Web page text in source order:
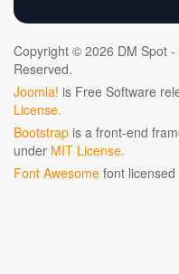
Copyright © 2026 DM Spot
Reserved.
Joomla! is Free Software
License.
Bootstrap is a front-end
under MIT License.
Font Awesome font